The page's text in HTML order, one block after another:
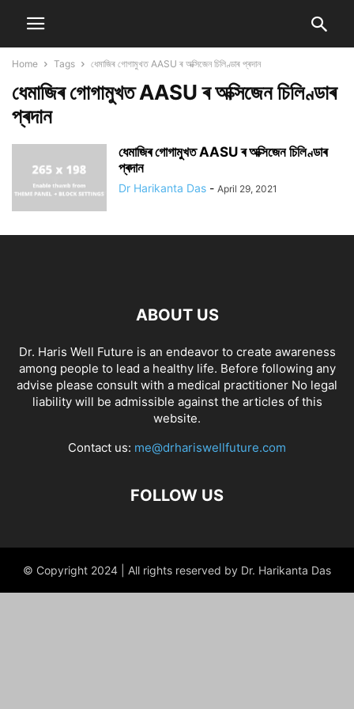
Home Tags ধেমাজিৰ গোগামুখত AASU ৰ অক্সিজেন চিলিণ্ডাৰ প্ৰদান
ধেমাজিৰ গোগামুখত AASU ৰ অক্সিজেন চিলিণ্ডাৰ
প্ৰদান
ধেমাজিৰ গোগামুখত AASU ৰ অক্সিজেন চিলিণ্ডাৰ
প্ৰদান
Dr Harikanta Das - April 29, 2021
ABOUT US
Dr. Haris Well Future is an endeavor to create awareness
among people to lead a healthy life. Before following any
advise please consult with a medical practitioner No legal
liability will be admissible against the articles of this
website.
Contact us: me@drhariswellfuture.com
FOLLOW US
© Copyright 2024 | All rights reserved by Dr. Harikanta Das